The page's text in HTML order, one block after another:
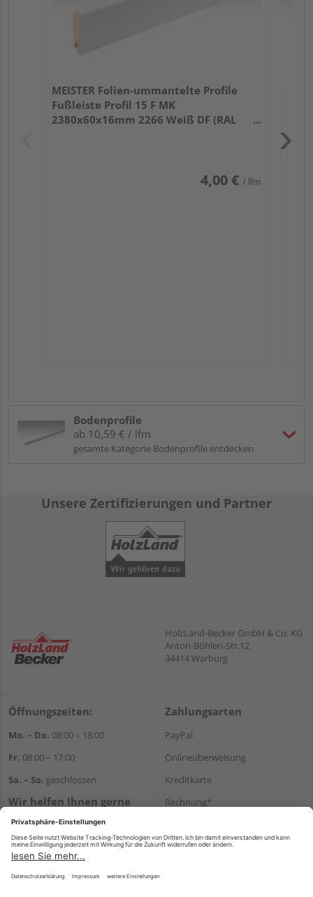
MEISTER Folien-ummantelte Profile
Fußleiste Profil 15 F MK
2380x60x16mm 2266 Weiß DF (RAL
4,00 € / lfm
Bodenprofile
ab 10,59 € / lfm
gesamte Kategorie Bodenprofile entdecken
Unsere Zertifizierungen und Partner
HolzLand-Becker GmbH & Co. KG
Anton-Böhlen-Str.12
34414 Warburg
Öffnungszeiten:
Mo. – Do. 08:00 – 18:00
Fr. 08:00 – 17:00
Sa. – So. geschlossen
Wir helfen Ihnen gerne
weiter
+49 5641 787710
E-Mail:shop@becker-
warburg.com
Zahlungsarten
PayPal
Onlineüberweisung
Kreditkarte
Rechnung*
Versand